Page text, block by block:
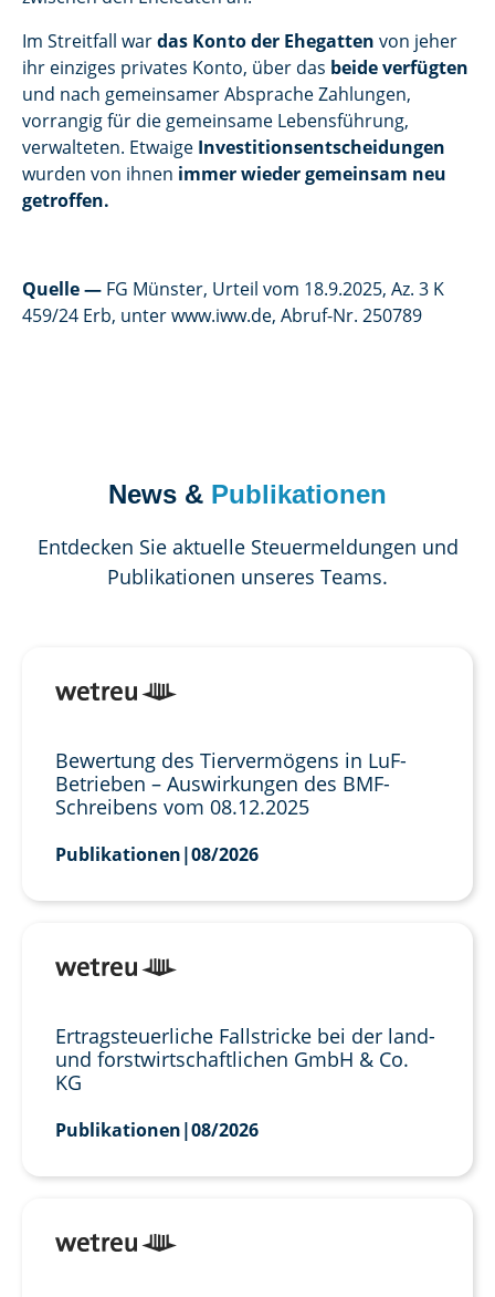
Im Streitfall wardas Konto der Ehegatten von jeher
ihr einziges privates Konto, über das beide verfügten
und nach gemeinsamer Absprache Zahlungen,
vorrangig für die gemeinsame Lebensführung,
verwalteten. Etwaige Investitionsentscheidungen
wurden von ihnen immer wieder gemeinsam neu
getroffen.
Quelle— FG Münster, Urteil vom 18.9.2025, Az. 3 K
459/24 Erb, unter www.iww.de, Abruf-Nr. 250789
News & Publikationen
Entdecken Sie aktuelle Steuermeldungen und
Publikationen unseres Teams.
Bewertung des Tiervermögens in LuF-
Betrieben – Auswirkungen des BMF-
Schreibens vom 08.12.2025
Publikationen|08/2026
Ertragsteuerliche Fallstricke bei der land-
und forstwirtschaftlichen GmbH & Co.
KG
Publikationen|08/2026